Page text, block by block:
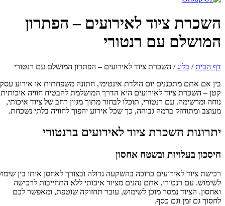
השכרת ציוד לאירועים – הפתרון
המושלם עם רנטורי
דף הבית/בלוג/השכרת ציוד לאירועים – הפתרון המושלם עם רנטורי
בין אם אתם מתכננים יום הולדת אינטימי, חתונה משפחתית או אירוע עסקי
קטן – השכרת ציוד לאירועים היא הדרך המושלמת להבטיח חוויה איכותית,
נוחה ומרשימה. עם רנטורי, תוכלו לבחור מתוך מגוון רחב של ציוד איכותי,
מעוצב ומתוחזק ברמה גבוהה, כך שכל אירוע יהפוך לחוויה בלתי נשכחת.
יתרונות השכרת ציוד לאירועים ברנטורי
חיסכון בעלויות ובשטח אחסון
רכישת ציוד לאירועים כרוכה בהשקעה גדולה ובצורך לאחסן אותו בין שימוש
לשימוש. עם רנטורי, אתם נהנים מציוד איכותי ללא התחייבות לרכישה
ואחסון. הציוד נמסר מוכן לשימוש, עובר תחזוקה שוטפת, ומאפשר לכם
לחסוך גם זמן וגם כסף.